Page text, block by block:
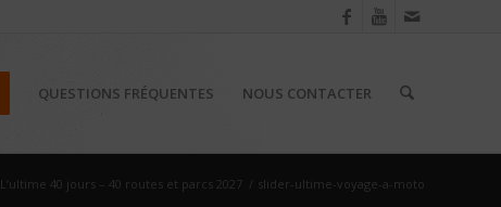
QUESTIONS FRÉQUENTES NOUS CONTACTER
L’ultime 40 jours – 40 routes et parcs 2027 / slider-ultime-voyage-a-moto